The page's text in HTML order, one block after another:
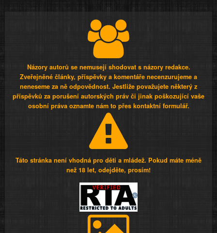
Názory autorů se nemusejí shodovat s názory redakce.
Zveřejněné články, příspěvky a komentáře necenzurujeme a
neneseme za ně odpovědnost. Jestliže považujete některý z
příspěvků za porušení autorských práv či jinak poškozující vaše
osobní práva oznamte nám to přes kontaktní formulář.
Táto stránka není vhodná pro děti a mládež. Pokud máte méně
než 18 let, odejděte, prosím!